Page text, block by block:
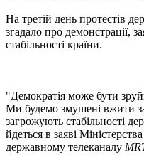
На третій день протестів
згадало про демонстрації,
стабільності країни.
"Демократія може бути
Ми будемо змушені вжити
загрожують стабільності
йдеться в заяві
державному телеканалу